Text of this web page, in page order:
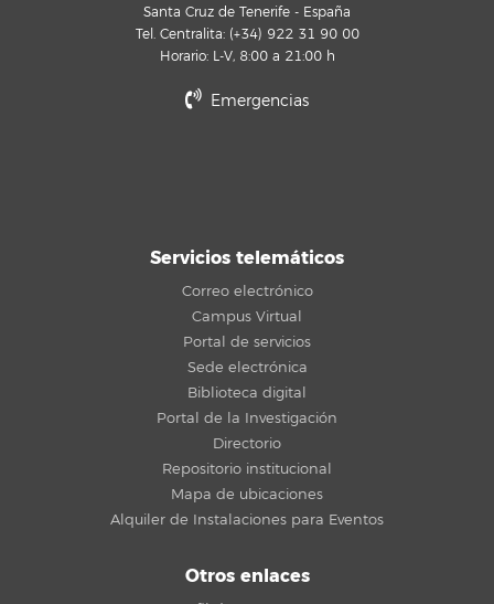
Santa Cruz de Tenerife - España
Tel. Centralita: (+34) 922 31 90 00
Horario: L-V, 8:00 a 21:00 h
Emergencias
Servicios telemáticos
Correo electrónico
Campus Virtual
Portal de servicios
Sede electrónica
Biblioteca digital
Portal de la Investigación
Directorio
Repositorio institucional
Mapa de ubicaciones
Alquiler de Instalaciones para Eventos
Otros enlaces